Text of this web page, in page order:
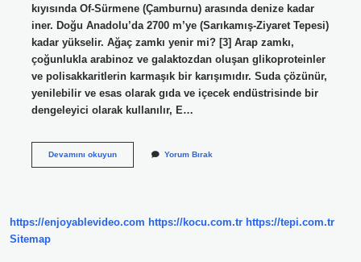
kıyısında Of-Sürmene (Çamburnu) arasında denize kadar
iner. Doğu Anadolu’da 2700 m’ye (Sarıkamış-Ziyaret Tepesi)
kadar yükselir. Ağaç zamkı yenir mi? [3] Arap zamkı,
çoğunlukla arabinoz ve galaktozdan oluşan glikoproteinler
ve polisakkaritlerin karmaşık bir karışımıdır. Suda çözünür,
yenilebilir ve esas olarak gıda ve içecek endüstrisinde bir
dengeleyici olarak kullanılır, E…
Devamını okuyunZamk
Yorum Bırak
https://enjoyablevideo.com https://kocu.com.tr https://tepi.com.tr
Sitemap